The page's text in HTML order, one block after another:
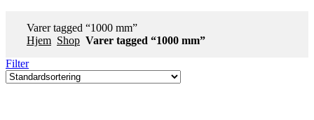
Varer tagged “1000 mm”
Hjem Shop Varer tagged “1000 mm”
Filter